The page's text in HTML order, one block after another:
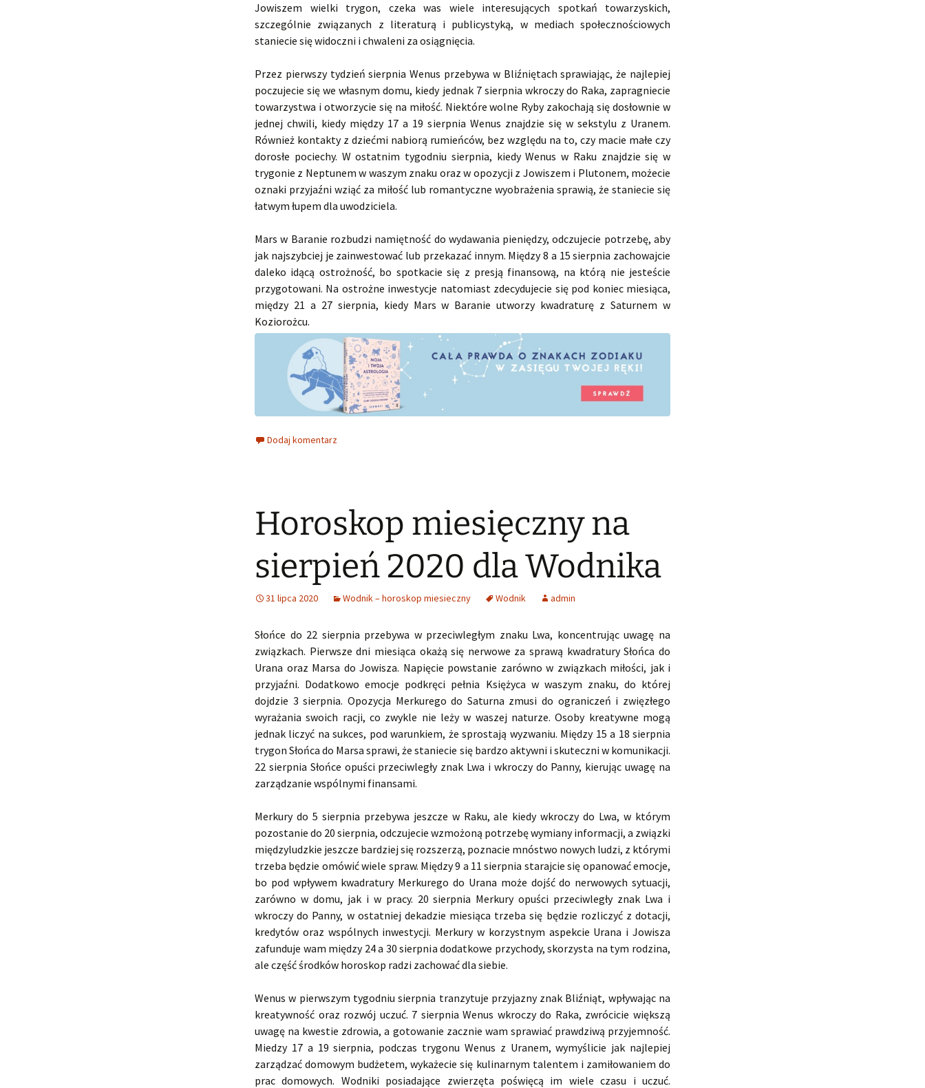
Jowiszem wielki trygon, czeka was wiele interesujących spotkań towarzyskich,
szczególnie związanych z literaturą i publicystyką, w mediach społecznościowych
staniecie się widoczni i chwaleni za osiągnięcia.
Przez pierwszy tydzień sierpnia Wenus przebywa w Bliźniętach sprawiając, że najlepiej
poczujecie się we własnym domu, kiedy jednak 7 sierpnia wkroczy do Raka, zapragniecie
towarzystwa i otworzycie się na miłość. Niektóre wolne Ryby zakochają się dosłownie w
jednej chwili, kiedy między 17 a 19 sierpnia Wenus znajdzie się w sekstylu z Uranem.
Również kontakty z dziećmi nabiorą rumieńców, bez względu na to, czy macie małe czy
dorosłe pociechy. W ostatnim tygodniu sierpnia, kiedy Wenus w Raku znajdzie się w
trygonie z Neptunem w waszym znaku oraz w opozycji z Jowiszem i Plutonem, możecie
oznaki przyjaźni wziąć za miłość lub romantyczne wyobrażenia sprawią, że staniecie się
łatwym łupem dla uwodziciela.
Mars w Baranie rozbudzi namiętność do wydawania pieniędzy, odczujecie potrzebę, aby
jak najszybciej je zainwestować lub przekazać innym. Między 8 a 15 sierpnia zachowajcie
daleko idącą ostrożność, bo spotkacie się z presją finansową, na którą nie jesteście
przygotowani. Na ostrożne inwestycje natomiast zdecydujecie się pod koniec miesiąca,
między 21 a 27 sierpnia, kiedy Mars w Baranie utworzy kwadraturę z Saturnem w
Koziorożcu.
Dodaj komentarz
Horoskop miesięczny na
sierpień 2020 dla Wodnika
31 lipca 2020 Wodnik – horoskop miesieczny Wodnik admin
Słońce do 22 sierpnia przebywa w przeciwległym znaku Lwa, koncentrując uwagę na
związkach. Pierwsze dni miesiąca okażą się nerwowe za sprawą kwadratury Słońca do
Urana oraz Marsa do Jowisza. Napięcie powstanie zarówno w związkach miłości, jak i
przyjaźni. Dodatkowo emocje podkręci pełnia Księżyca w waszym znaku, do której
dojdzie 3 sierpnia. Opozycja Merkurego do Saturna zmusi do ograniczeń i zwięzłego
wyrażania swoich racji, co zwykle nie leży w waszej naturze. Osoby kreatywne mogą
jednak liczyć na sukces, pod warunkiem, że sprostają wyzwaniu. Między 15 a 18 sierpnia
trygon Słońca do Marsa sprawi, że staniecie się bardzo aktywni i skuteczni w komunikacji.
22 sierpnia Słońce opuści przeciwległy znak Lwa i wkroczy do Panny, kierując uwagę na
zarządzanie wspólnymi finansami.
Merkury do 5 sierpnia przebywa jeszcze w Raku, ale kiedy wkroczy do Lwa, w którym
pozostanie do 20 sierpnia, odczujecie wzmożoną potrzebę wymiany informacji, a związki
międzyludzkie jeszcze bardziej się rozszerzą, poznacie mnóstwo nowych ludzi, z którymi
trzeba będzie omówić wiele spraw. Między 9 a 11 sierpnia starajcie się opanować emocje,
bo pod wpływem kwadratury Merkurego do Urana może dojść do nerwowych sytuacji,
zarówno w domu, jak i w pracy. 20 sierpnia Merkury opuści przeciwległy znak Lwa i
wkroczy do Panny, w ostatniej dekadzie miesiąca trzeba się będzie rozliczyć z dotacji,
kredytów oraz wspólnych inwestycji. Merkury w korzystnym aspekcie Urana i Jowisza
zafunduje wam między 24 a 30 sierpnia dodatkowe przychody, skorzysta na tym rodzina,
ale część środków horoskop radzi zachować dla siebie.
Wenus w pierwszym tygodniu sierpnia tranzytuje przyjazny znak Bliźniąt, wpływając na
kreatywność oraz rozwój uczuć. 7 sierpnia Wenus wkroczy do Raka, zwrócicie większą
uwagę na kwestie zdrowia, a gotowanie zacznie wam sprawiać prawdziwą przyjemność.
Miedzy 17 a 19 sierpnia, podczas trygonu Wenus z Uranem, wymyślicie jak najlepiej
zarządzać domowym budżetem, wykażecie się kulinarnym talentem i zamiłowaniem do
prac domowych. Wodniki posiadające zwierzęta poświęcą im wiele czasu i uczuć.